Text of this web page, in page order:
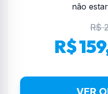
não
R$
R$
VER